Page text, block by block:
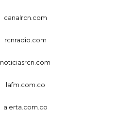
canalrcn.com
rcnradio.com
noticiasrcn.com
lafm.com.co
alerta.com.co